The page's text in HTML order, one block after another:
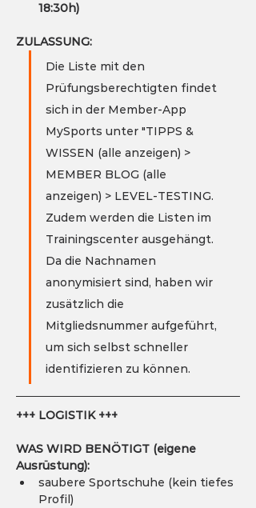
18:30h)
ZULASSUNG:
Die Liste mit den
Prüfungsberechtigten findet
sich in der Member-App
MySports unter "TIPPS &
WISSEN (alle anzeigen) >
MEMBER BLOG (alle
anzeigen) > LEVEL-TESTING.
Zudem werden die Listen im
Trainingscenter ausgehängt.
Da die Nachnamen
anonymisiert sind, haben wir
zusätzlich die
Mitgliedsnummer aufgeführt,
um sich selbst schneller
identifizieren zu können.
+++ LOGISTIK +++
WAS WIRD BENÖTIGT (eigene
Ausrüstung):
saubere Sportschuhe (kein tiefes
Profil)